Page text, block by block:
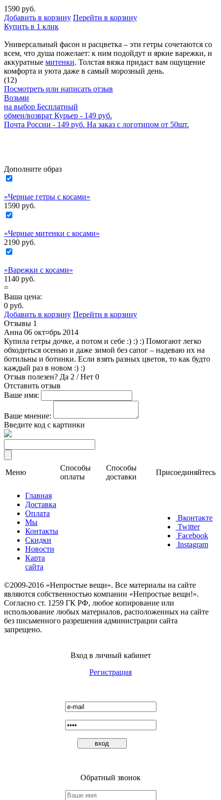
1590 руб.
Добавить в корзину Перейти в корзину
Купить в 1 клик
Универсальный фасон и расцветка – эти гетры сочетаются со
всем, что душа пожелает: к ним подойдут и яркие варежки, и
аккуратные митенки. Толстая вязка придаст вам ощущение
комфорта и уюта даже в самый морозный день.
(12)
Посмотреть или написать отзыв
Возьми
на выбор Бесплатный
обмен/возврат Курьер - 149 руб.
Почта России - 149 руб. На заказ с логотипом от 50шт.
Дополните образ
«Черные гетры с косами»
1590 руб.
«Черные митенки с косами»
2190 руб.
«Варежки с косами»
1140 руб.
=
Ваша цена:
0 руб.
Добавить в корзину Перейти в корзину
Отзывы 1
Анна 06 окт¤брь 2014
Купила гетры дочке, а потом и себе :) :) :) Помогают легко
обходиться осенью и даже зимой без сапог – надеваю их на
ботильны и ботинки. Если взять разных цветов, то как будто
каждый раз в новом :) :)
Отзыв полезен? Да 2 /Нет 0
Отставить отзыв
Ваше имя:
Ваше мнение:
Введите код с картинки
Меню
Способы
оплаты
Способы
доставки
Присоединяйтесь
Главная
Доставка
Оплата
Мы
Контакты
Скидки
Новости
Карта
сайта
Вконтакте
Twitter
Facebook
Instagram
©2009-2016 «Непростые вещи». Все материалы на сайте
являются собственностью компании «Непростые вещи!».
Согласно ст. 1259 ГК РФ, любое копирование или
использование любых материалов, расположенных на сайте
без письменного разрешения администрации сайта
запрещено.
Вход в личный кабинет
Регистрация
Обратный звонок